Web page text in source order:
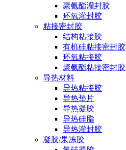
聚氨酯灌封胶
环氧灌封胶
粘接密封胶
结构粘接胶
有机硅粘接密封胶
环氧粘接胶
聚氨酯粘接密封胶
导热材料
导热粘接胶
导热垫片
导热凝胶
导热硅脂
导热灌封胶
凝胶/果冻胶